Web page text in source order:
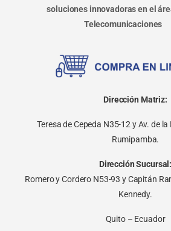
soluciones innovadoras en el
Telecomunicaciones
Dirección Matriz:
Teresa de Cepeda N35-12 y Av. de
Rumipamba.
Dirección Sucursal:
Romero y Cordero N53-93 y Capitán
Kennedy.
Quito – Ecuador